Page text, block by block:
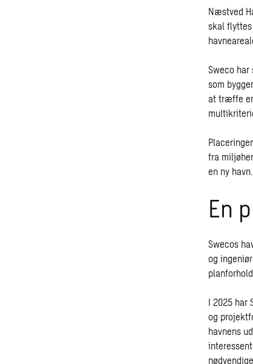
Næstved
skal
Sweco
som
at træffe
fra
en ny havn.
En
Swecos
og
I 2025 har
og
havnens